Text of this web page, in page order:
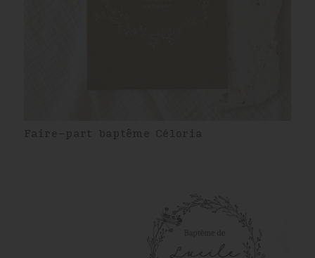
Faire-part baptême Céloria